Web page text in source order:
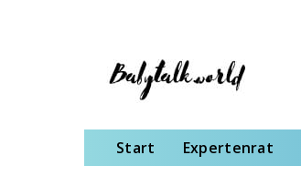
Start Expertenrat